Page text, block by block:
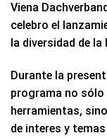
Viena
celebro el
la diversidad de la
Durante la
programa no sólo
herramientas,
de interes y